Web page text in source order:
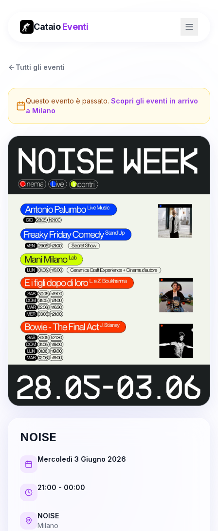
CataioEventi
Tutti gli eventi
Questo evento è passato. Scopri gli eventi in arrivo
a Milano
NOISE
Mercoledì 3 Giugno 2026
21:00 - 00:00
NOISE
Milano